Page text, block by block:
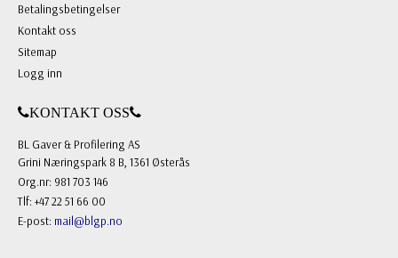
Betalingsbetingelser
Kontakt oss
Sitemap
Logg inn
KONTAKT OSS
BL Gaver & Profilering AS
Grini Næringspark 8 B, 1361 Østerås
Org.nr: 981 703 146
Tlf: +47 22 51 66 00
E-post: mail@blgp.no